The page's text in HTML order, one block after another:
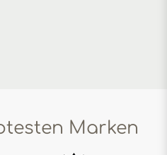
Marken